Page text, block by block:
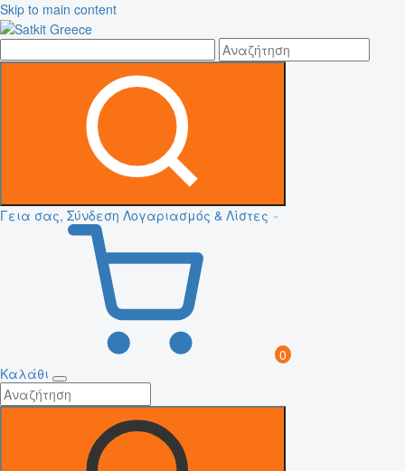
Skip to main content
Γεια σας, Σύνδεση Λογαριασμός & Λίστες
0
Καλάθι